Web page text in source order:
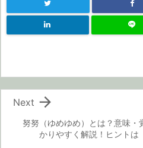
努努（ゆめゆめ）とは？意味・
かりやすく解説！ヒントは

Next